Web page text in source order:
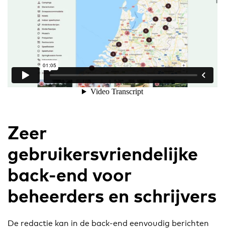
Zeer
gebruikersvriendelijke
back-end voor
beheerders en schrijvers
De redactie kan in de back-end eenvoudig berichten